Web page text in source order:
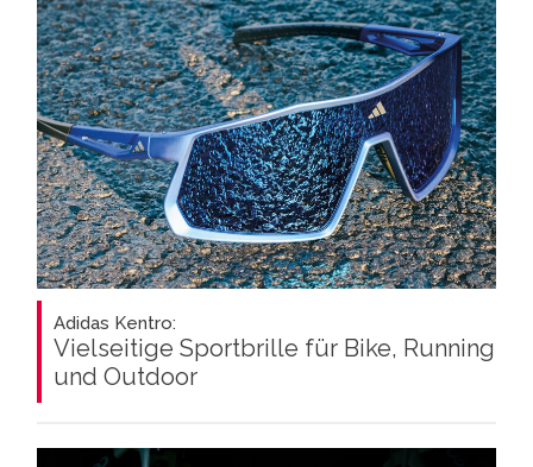
Adidas Kentro:
Vielseitige Sportbrille für Bike, Running
und Outdoor